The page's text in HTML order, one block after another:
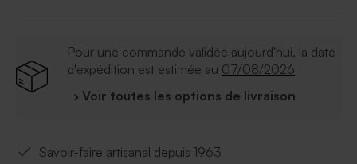
Pour une commande validée aujourd'hui, la date
d'expédition est estimée au 07/08/2026
› Voir toutes les options de livraison
Savoir-faire artisanal depuis 1963